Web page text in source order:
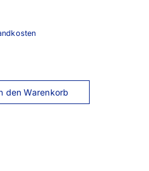
den Warenkorb